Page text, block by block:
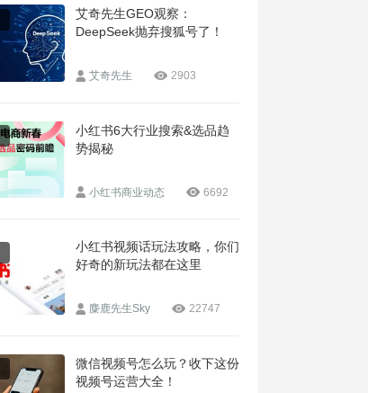
艾奇先生GEO观察：
DeepSeek抛弃搜狐号了！
艾奇先生 2903
小红书6大行业搜索&选品趋
势揭秘
小红书商业动态 6692
小红书视频话玩法攻略，你们
好奇的新玩法都在这里
麋鹿先生Sky 22747
微信视频号怎么玩？收下这份
视频号运营大全！